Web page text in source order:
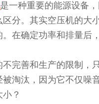
是一种重要的能源设备
分。其实空压机的大
在确定功率和排量后
善和生产的限制，
淘汰，因为它不仅噪
？